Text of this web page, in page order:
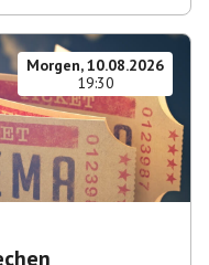
Morgen, 10.08.2026
19:30